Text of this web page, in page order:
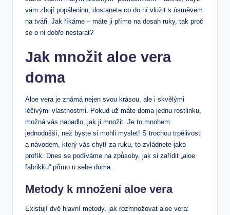
vám zhojí popáleninu, dostanete co do ní vložit s úsměvem
na tváři. Jak říkáme – máte ji přímo na dosah ruky, tak proč
se o ni dobře nestarat?
Jak množit aloe vera
doma
Aloe vera je známá nejen svou krásou, ale i skvělými
léčivými vlastnostmi. Pokud už máte doma jednu rostlinku,
možná vás napadlo, jak ji množit. Je to mnohem
jednodušší, než byste si mohli myslet! S trochou trpělivosti
a návodem, který vás chytí za ruku, to zvládnete jako
profík. Dnes se podíváme na způsoby, jak si zařídit „aloe
fabrikku“ přímo u sebe doma.
Metody k množení aloe vera
Existují dvě hlavní metody, jak rozmnožovat aloe vera: